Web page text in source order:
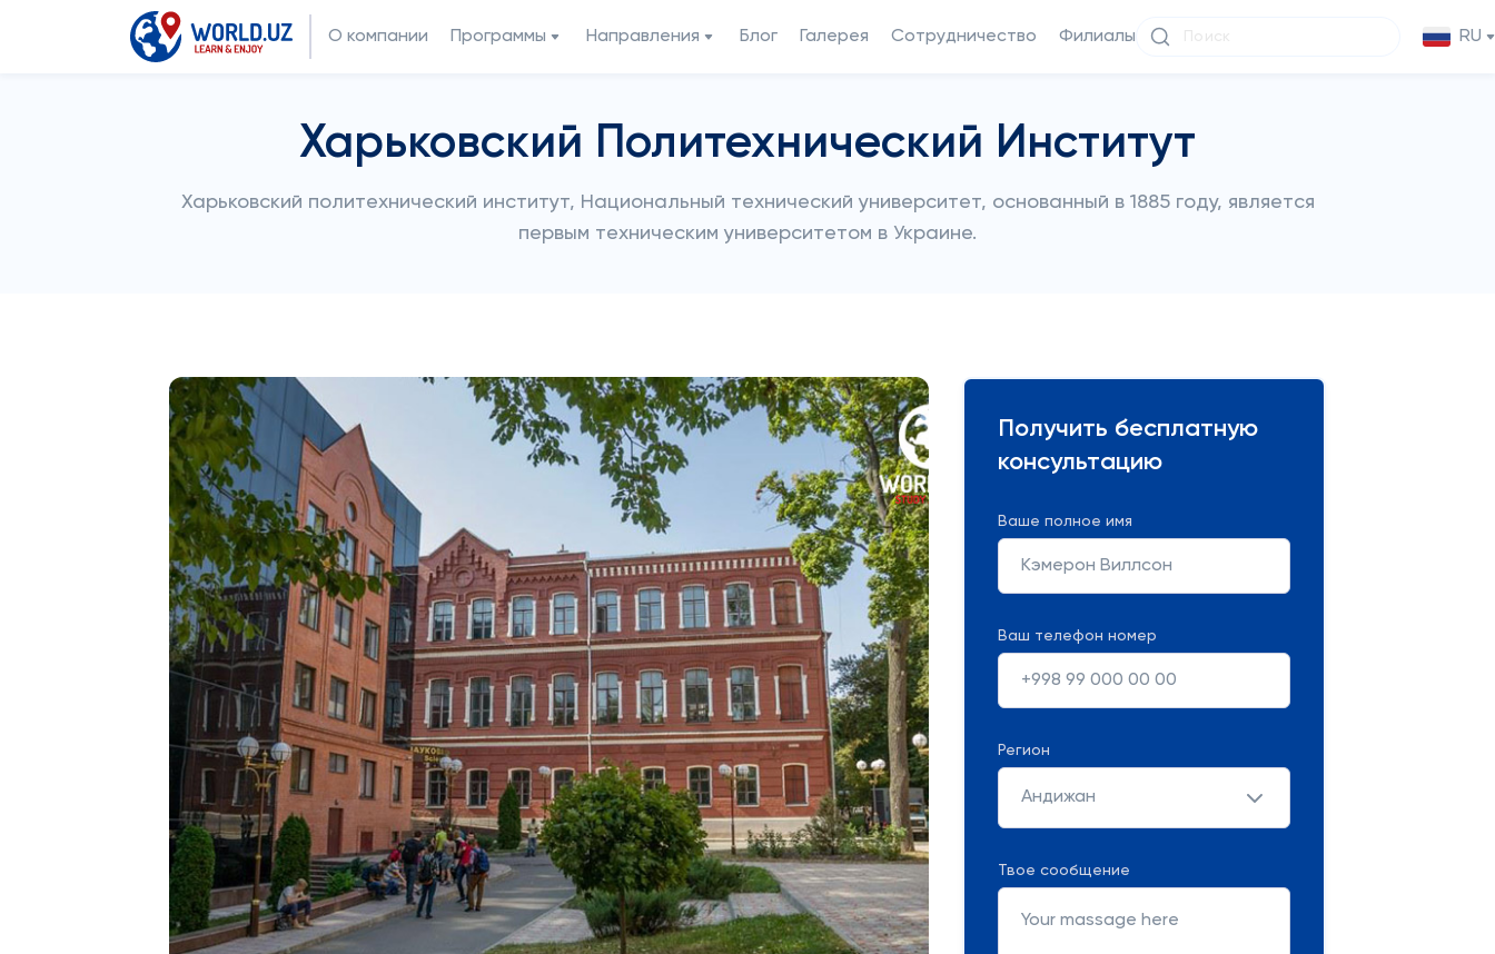
О компании Программы Направления Блог Галерея Сотрудничество Филиалы RU
Харьковский Политехнический Институт
Харьковский политехнический институт, Национальный технический университет, основанный в 1885 году, является
первым техническим университетом в Украине.
Получить бесплатную
консультацию
Ваше полное имя
Ваш телефон номер
Регион
Андижан
Твое сообщение